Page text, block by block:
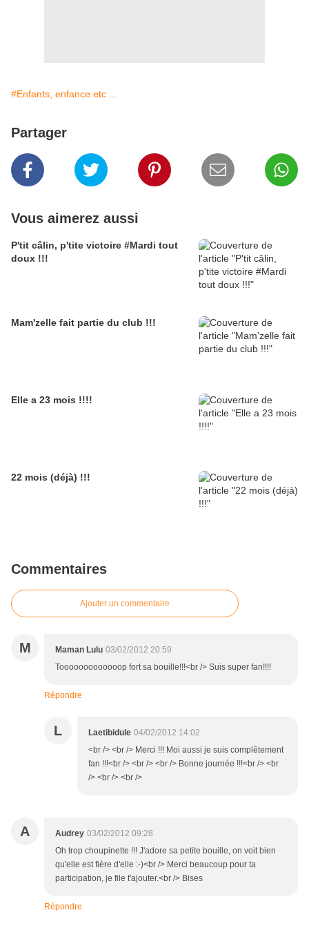
#Enfants, enfance etc ...
Partager
Vous aimerez aussi
P'tit câlin, p'tite victoire #Mardi tout
doux !!!
Mam'zelle fait partie du club !!!
Elle a 23 mois !!!!
22 mois (déjà) !!!
Commentaires
Ajouter un commentaire
M Maman Lulu 03/02/2012 20:59
Tooooooooooooop fort sa bouille!!!<br /> Suis super fan!!!!
Répondre
L Laetibidule 04/02/2012 14:02
<br /> <br /> Merci !!! Moi aussi je suis complêtement
fan !!!<br /> <br /> <br /> Bonne journée !!!<br /> <br
/> <br /> <br />
A Audrey 03/02/2012 09:28
Oh trop choupinette !!! J'adore sa petite bouille, on voit bien
qu'elle est fière d'elle :-)<br /> Merci beaucoup pour ta
participation, je file t'ajouter.<br /> Bises
Répondre